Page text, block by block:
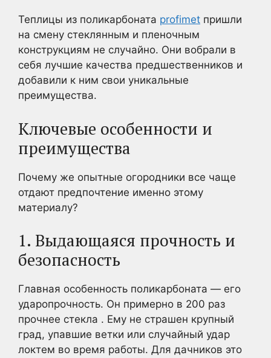
Теплицы из поликарбоната profimet пришли
на смену стеклянным и пленочным
конструкциям не случайно. Они вобрали в
себя лучшие качества предшественников и
добавили к ним свои уникальные
преимущества.
Ключевые особенности и
преимущества
Почему же опытные огородники все чаще
отдают предпочтение именно этому
материалу?
1. Выдающаяся прочность и
безопасность
Главная особенность поликарбоната — его
ударопрочность. Он примерно в 200 раз
прочнее стекла . Ему не страшен крупный
град, упавшие ветки или случайный удар
локтем во время работы. Для дачников это